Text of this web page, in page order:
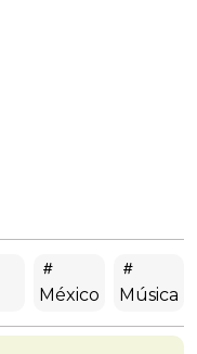
México Música